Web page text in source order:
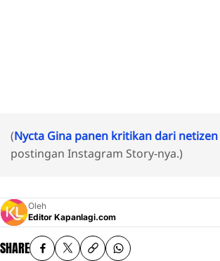
(Nycta Gina panen kritikan dari netizen
postingan Instagram Story-nya.)
Oleh
Editor Kapanlagi.com
SHARE